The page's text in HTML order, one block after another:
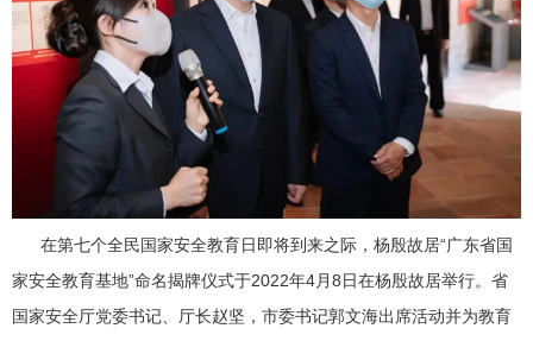
在第七个全民国家安全教育日即将到来之际，杨殷故居“广东省国
家安全教育基地”命名揭牌仪式于2022年4月8日在杨殷故居举行。省
国家安全厅党委书记、厅长赵坚，市委书记郭文海出席活动并为教育